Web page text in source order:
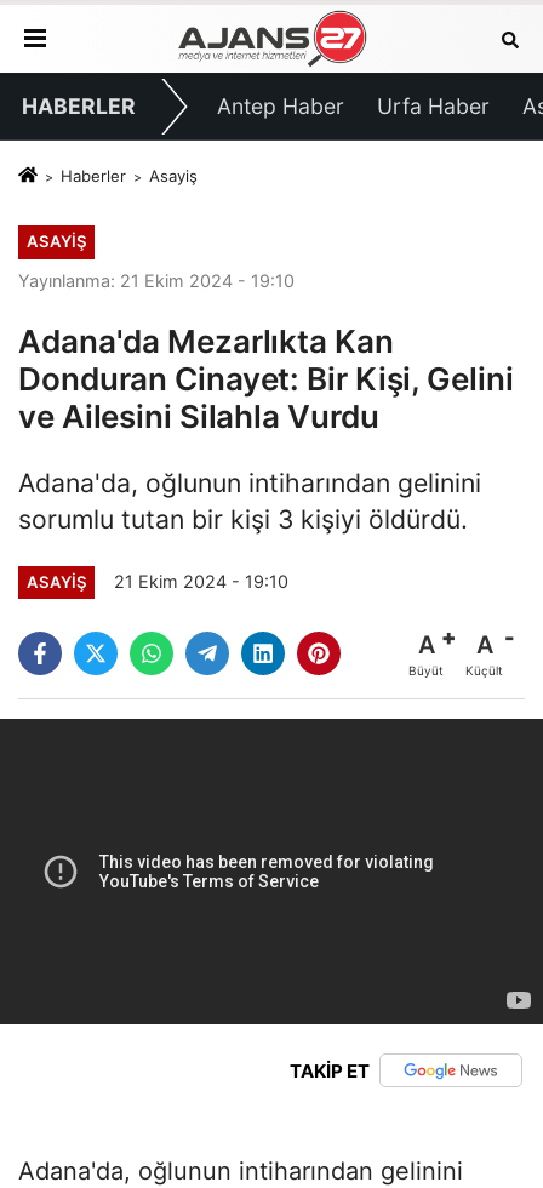
HABERLER Antep Haber Urfa Haber
Haberler Asayiş
ASAYIŞ
Yayınlanma: 21 Ekim 2024 - 19:10
Adana'da Mezarlıkta Kan
Donduran Cinayet: Bir Kişi, Gelini
ve Ailesini Silahla Vurdu
Adana'da, oğlunun intiharından gelinini
sorumlu tutan bir kişi 3 kişiyi öldürdü.
ASAYIŞ 21 Ekim 2024 - 19:10
A
Büyüt
A
Küçült
TAKİP ET
Adana'da, oğlunun intiharından gelinini